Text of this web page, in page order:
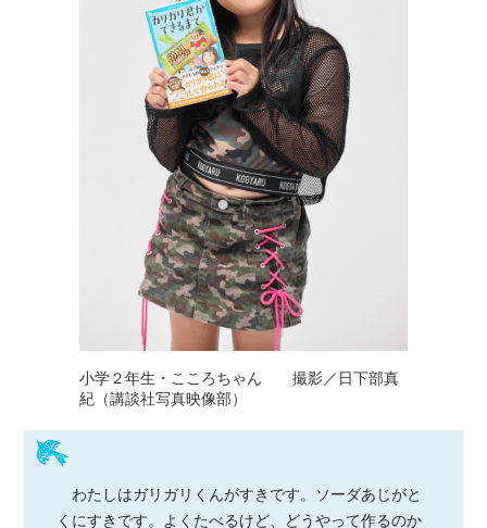
小学２年生・こころちゃん 撮影／日下部真
紀（講談社写真映像部）
わたしはガリガリくんがすきです。ソーダあじがと
くにすきです。よくたべるけど、どうやって作るのか